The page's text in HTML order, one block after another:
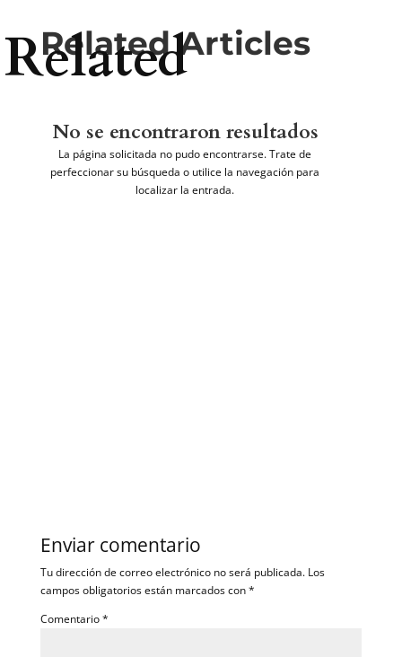
Related Articles
Related
No se encontraron resultados
La página solicitada no pudo encontrarse. Trate de
perfeccionar su búsqueda o utilice la navegación para
localizar la entrada.
Enviar comentario
Tu dirección de correo electrónico no será publicada. Los
campos obligatorios están marcados con*
Comentario*